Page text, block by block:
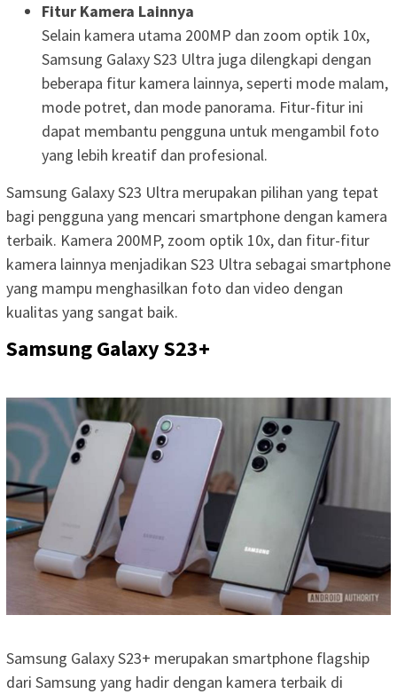
Fitur Kamera Lainnya
Selain kamera utama 200MP dan zoom optik 10x,
Samsung Galaxy S23 Ultra juga dilengkapi dengan
beberapa fitur kamera lainnya, seperti mode malam,
mode potret, dan mode panorama. Fitur-fitur ini
dapat membantu pengguna untuk mengambil foto
yang lebih kreatif dan profesional.
Samsung Galaxy S23 Ultra merupakan pilihan yang tepat
bagi pengguna yang mencari smartphone dengan kamera
terbaik. Kamera 200MP, zoom optik 10x, dan fitur-fitur
kamera lainnya menjadikan S23 Ultra sebagai smartphone
yang mampu menghasilkan foto dan video dengan
kualitas yang sangat baik.
Samsung Galaxy S23+
Samsung Galaxy S23+ merupakan smartphone flagship
dari Samsung yang hadir dengan kamera terbaik di